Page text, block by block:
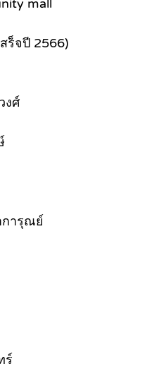
mall
ร็จปี 2566)
งศ์
การุณย์
ร์